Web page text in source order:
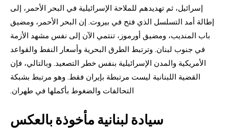
إسرائيل، ثم تهديدهم للملاحة الإسرائيلية في البحر الأحمر، إلى
إطالة أمد التسلسل الذي فتح في بيروت. إن البحر الأحمر، ومضيق
باب المنديب، ومضيق أورموز، تنتمي الآن إلى نفس مشهد الأزمة
في جنوب لبنان. وترتبط الطرق البحرية وأسعار النفط والقواعد
الأمريكية والمدن الإسرائيلية بنفس خطر التصعيد. وبالتالي، فإن
القضية اللبنانية ليست مرتبطة بإيران فقط. وهو مرتبط بشبكة
التحالفات والضغوط بأكملها في طهران.
سيادة لبنانية مأخوذة بالعكس